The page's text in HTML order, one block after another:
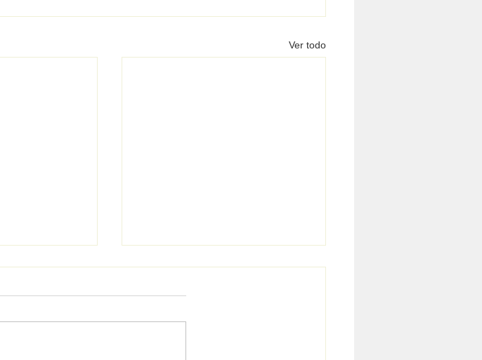
Ver todo